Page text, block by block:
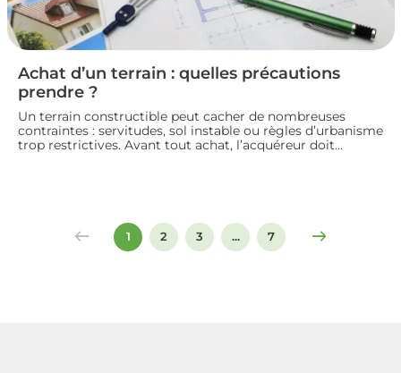
Achat d’un terrain : quelles précautions
prendre ?
Un terrain constructible peut cacher de nombreuses
contraintes : servitudes, sol instable ou règles d’urbanisme
trop restrictives. Avant tout achat, l’acquéreur doit
1 2 3 ... 7